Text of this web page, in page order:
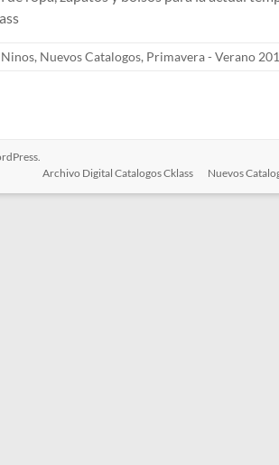
Ninos, Nuevos Catalogos, Primavera - Verano
.
Archivo Digital Catalogos Cklass
Nuevos